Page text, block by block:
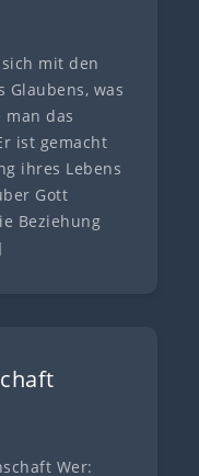
mit den
Glaubens, was
das
ist gemacht
ihres Lebens
Gott
Beziehung
Wer: